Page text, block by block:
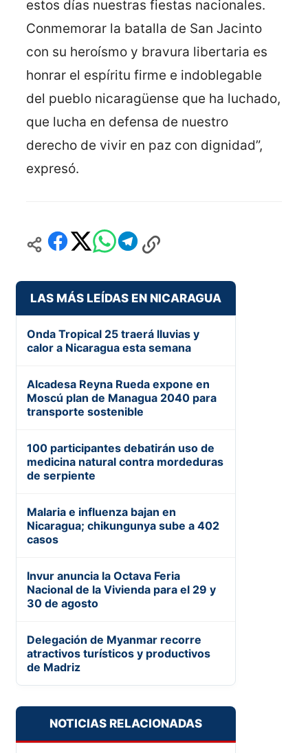
estos días nuestras fiestas nacionales.
Conmemorar la batalla de San Jacinto
con su heroísmo y bravura libertaria es
honrar el espíritu firme e indoblegable
del pueblo nicaragüense que ha luchado,
que lucha en defensa de nuestro
derecho de vivir en paz con dignidad”,
expresó.
LAS MÁS LEÍDAS EN NICARAGUA
Onda Tropical 25 traerá lluvias y
calor a Nicaragua esta semana
Alcadesa Reyna Rueda expone en
Moscú plan de Managua 2040 para
transporte sostenible
100 participantes debatirán uso de
medicina natural contra mordeduras
de serpiente
Malaria e influenza bajan en
Nicaragua; chikungunya sube a 402
casos
Invur anuncia la Octava Feria
Nacional de la Vivienda para el 29 y
30 de agosto
Delegación de Myanmar recorre
atractivos turísticos y productivos
de Madriz
NOTICIAS RELACIONADAS